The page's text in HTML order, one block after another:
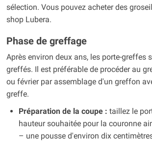
sélection. Vous pouvez acheter des
shop Lubera.
Phase de greffage
Après environ deux ans, les porte-greffes
greffés. Il est préférable de procéder au
ou février par assemblage d'un greffon
greffe.
Préparation de la coupe : taillez le
hauteur souhaitée pour la couronne
– une pousse d'environ dix